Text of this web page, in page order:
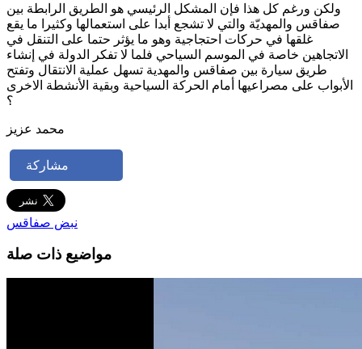
ولكن ورغم كل هذا فإن المشكل الرئيسي هو الطريق الرابطة بين
صفاقس والمهديّة والتي لا تشجع أبدا على استعمالها وكثيرا ما يقع
غلقها في حركات احتجاجية وهو ما يؤثر حتما على التنقل في
الاتجاهين خاصة في الموسم السياحي فلما لا تفكر الدولة في إنشاء
طريق سيارة بين صفاقس والمهدية تسهل عملية الانتقال وتفتح
الأبواب على مصراعيها أمام الحركة السياحية وبقية الأنشطة الاخرى
؟
محمد عزيز
مشاركة
نبض صفاقس
مواضيع ذات صلة